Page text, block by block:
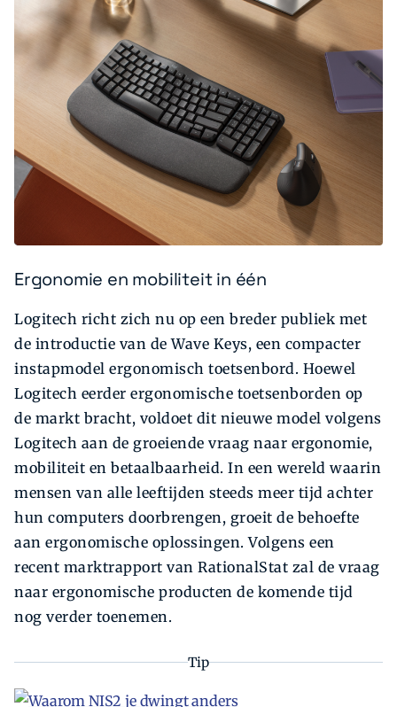
Ergonomie en mobiliteit in één
Logitech richt zich nu op een breder publiek met
de introductie van de Wave Keys, een compacter
instapmodel ergonomisch toetsenbord. Hoewel
Logitech eerder ergonomische toetsenborden op
de markt bracht, voldoet dit nieuwe model volgens
Logitech aan de groeiende vraag naar ergonomie,
mobiliteit en betaalbaarheid. In een wereld waarin
mensen van alle leeftijden steeds meer tijd achter
hun computers doorbrengen, groeit de behoefte
aan ergonomische oplossingen. Volgens een
recent marktrapport van RationalStat zal de vraag
naar ergonomische producten de komende tijd
nog verder toenemen.
Tip